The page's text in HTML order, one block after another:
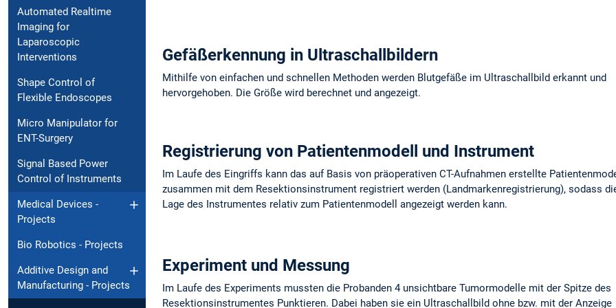
Automated Realtime
Imaging for
Laparoscopic
Interventions
Shape Control of
Flexible Endoscopes
Micro Manipulator for
ENT-Surgery
Signal Based Power
Control of Instruments
Medical Devices -
Projects
Bio Robotics - Projects
Additive Design and
Manufacturing - Projects
Gefäßerkennung in Ultraschallbildern
Mithilfe von einfachen und schnellen Methoden werden Blutgefäße im Ultraschallbild erkannt und
hervorgehoben. Die Größe wird berechnet und angezeigt.
Registrierung von Patientenmodell und Instrument
Im Laufe des Eingriffs kann das auf Basis von präoperativen CT-Aufnahmen erstellte
zusammen mit dem Resektionsinstrument registriert werden (Landmarkenregistrierung), sodass
Lage des Instrumentes relativ zum Patientenmodell angezeigt werden kann.
Experiment und Messung
Im Laufe des Experiments mussten die Probanden 4 unsichtbare Tumormodelle mit der Spitze des
Resektionsinstrumentes Punktieren. Dabei haben sie ein Ultraschallbild ohne bzw. mit der Anzeige